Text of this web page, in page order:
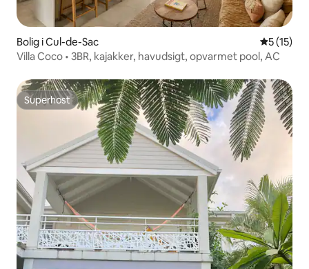
Bolig i Cul-de-Sac 5 ud af 5
5 (15)
Villa Coco • 3BR, kajakker, havudsigt, opvarmet pool, AC
Superhost
Superhost